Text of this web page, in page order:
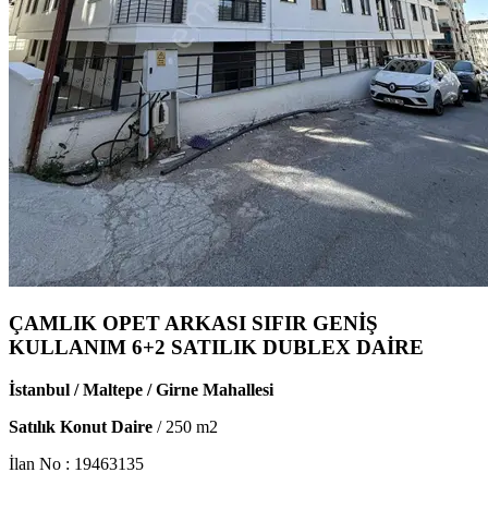
ÇAMLIK OPET ARKASI SIFIR GENİŞ
KULLANIM 6+2 SATILIK DUBLEX DAİRE
İstanbul / Maltepe / Girne Mahallesi
Satılık Konut Daire / 250 m2
İlan No : 19463135